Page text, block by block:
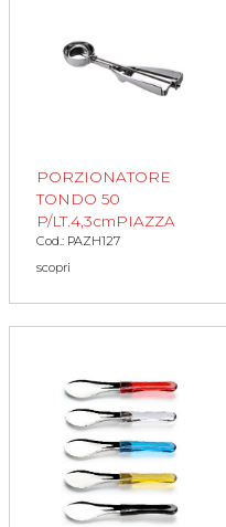
PORZIONATORE
TONDO 50
P/LT.4,3cmPIAZZA
Cod.: PAZH127
scopri